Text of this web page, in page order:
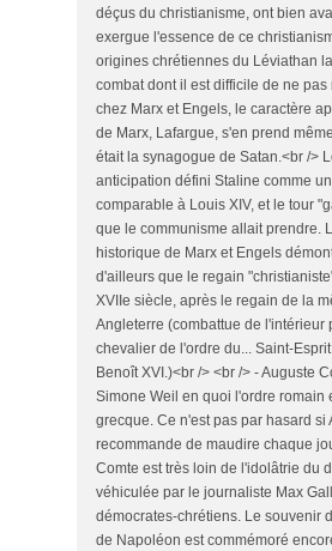
déçus du christianisme, ont bien
exergue l'essence de ce
origines chrétiennes du Léviathan
combat dont il est difficile de ne
chez Marx et Engels, le caractère
de Marx, Lafargue, s'en prend
était la synagogue de Satan.<br />
anticipation défini Staline comme
comparable à Louis XIV, et le tour
que le communisme allait prendre.
historique de Marx et Engels
d'ailleurs que le regain
XVIIe siècle, après le regain de la
Angleterre (combattue de l'intérieur
chevalier de l'ordre du... Saint-
Benoît XVI.)<br /> <br /> - Auguste
Simone Weil en quoi l'ordre romain
grecque. Ce n'est pas par hasard si
recommande de maudire chaque
Comte est très loin de l'idolâtrie du
véhiculée par le journaliste Max
démocrates-chrétiens. Le souvenir
de Napoléon est commémoré